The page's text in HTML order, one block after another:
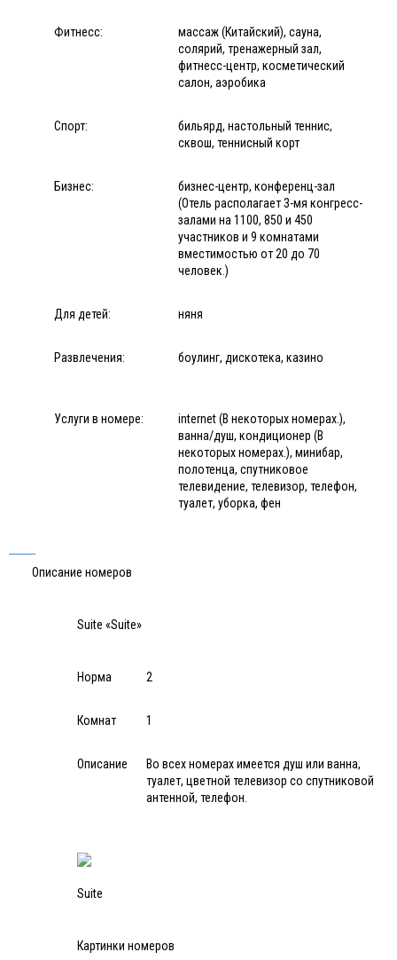
Фитнесс:
массаж (Китайский), сауна,
солярий, тренажерный зал,
фитнесс-центр, косметический
салон, аэробика
Спорт:
бильярд, настольный теннис,
сквош, теннисный корт
Бизнес:
бизнес-центр, конференц-зал
(Отель располагает 3-мя конгресс-
залами на 1100, 850 и 450
участников и 9 комнатами
вместимостью от 20 до 70
человек.)
Для детей: няня
Развлечения: боулинг, дискотека, казино
Услуги в номере:
internet (В некоторых номерах.),
ванна/душ, кондиционер (В
некоторых номерах.), минибар,
полотенца, спутниковое
телевидение, телевизор, телефон,
туалет, уборка, фен
Описание номеров
Suite «Suite»
Норма 2
Комнат 1
Описание
Во всех номерах имеется душ или ванна,
туалет, цветной телевизор со спутниковой
антенной, телефон.
Suite
Картинки номеров